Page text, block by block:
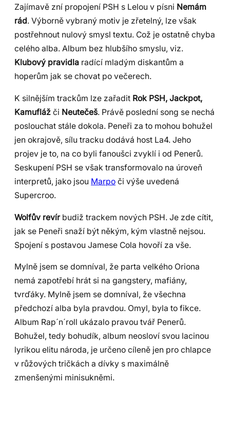
Zajímavě zní propojení PSH s Lelou v písni Nemám
rád. Výborně vybraný motiv je zřetelný, lze však
postřehnout nulový smysl textu. Což je ostatně chyba
celého alba. Album bez hlubšího smyslu, viz.
Klubový pravidla radící mladým diskantům a
hoperům jak se chovat po večerech.
K silnějším trackům lze zařadit Rok PSH, Jackpot,
Kamufláž či Neutečeš. Právě poslední song se nechá
poslouchat stále dokola. Peneři za to mohou bohužel
jen okrajově, sílu tracku dodává host La4. Jeho
projev je to, na co byli fanoušci zvyklí i od Penerů.
Seskupení PSH se však transformovalo na úroveň
interpretů, jako jsou Marpo či výše uvedená
Supercroo.
Wolfův revír budiž trackem nových PSH. Je zde cítit,
jak se Peneři snaží být někým, kým vlastně nejsou.
Spojení s postavou Jamese Cola hovoří za vše.
Mylně jsem se domníval, že parta velkého Oriona
nemá zapotřebí hrát si na gangstery, mafiány,
tvrďáky. Mylně jsem se domníval, že všechna
předchozí alba byla pravdou. Omyl, byla to fikce.
Album Rap´n´roll ukázalo pravou tvář Penerů.
Bohužel, tedy bohudík, album neosloví svou lacinou
lyrikou elitu národa, je určeno cíleně jen pro chlapce
v růžových tričkách a dívky s maximálně
zmenšenými minisukněmi.